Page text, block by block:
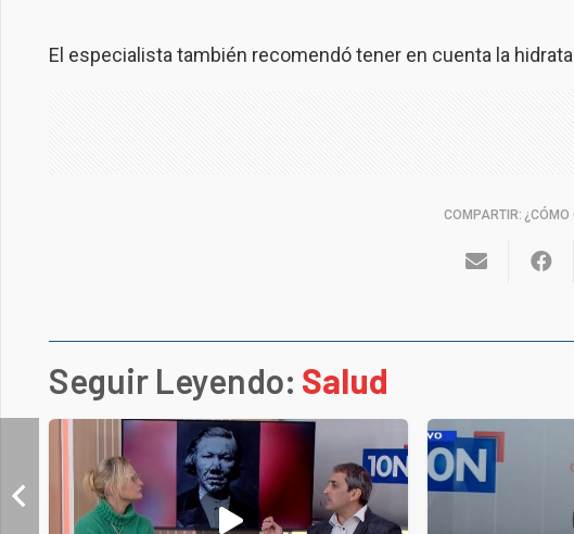
El especialista también recomendó tener en cuenta la
COMPARTIR: ¿CÓMO
Seguir Leyendo: Salud